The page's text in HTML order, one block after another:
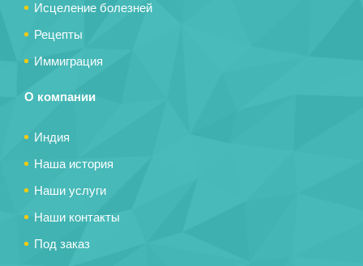
Исцеление болезней
Рецепты
Иммиграция
О компании
Индия
Наша история
Наши услуги
Наши контакты
Под заказ